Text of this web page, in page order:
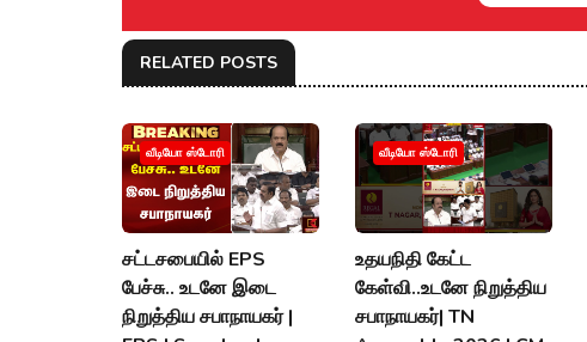
RELATED POSTS
வீடியோ ஸ்டோரி
சட்டசபையில் EPS
பேச்சு.. உடனே இடை
நிறுத்திய சபாநாயகர் |
வீடியோ ஸ்டோரி
உதயநிதி கேட்ட
கேள்வி..உடனே நிறுத்திய
சபாநாயகர்| TN